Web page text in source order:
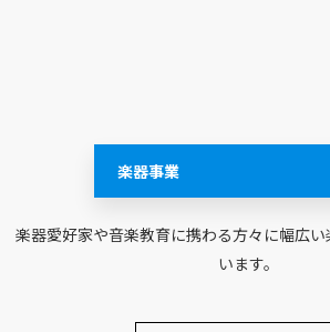
楽器事業
楽器愛好家や音楽教育に携わる方々に幅広
います。